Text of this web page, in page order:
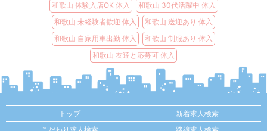
和歌山 体験入店OK 体入
和歌山 30代活躍中 体入
和歌山 未経験者歓迎 体入
和歌山 送迎あり 体入
和歌山 自家用車出勤 体入
和歌山 制服あり 体入
和歌山 友達と応募可 体入
トップ
新着求人検索